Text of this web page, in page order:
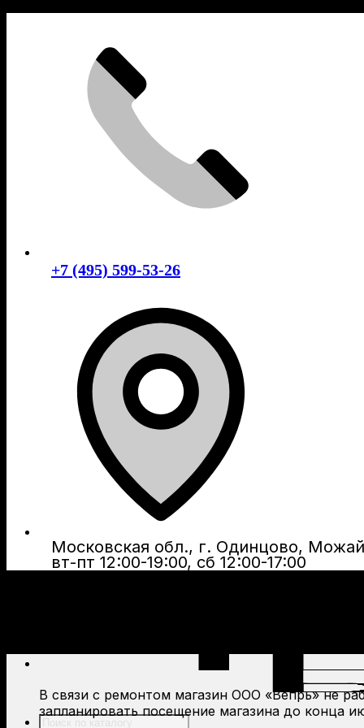
+7 (495) 599-53-26
Московская обл., г. Одинцово,
вт-пт 12:00-19:00, сб 12:00-17:00
Поиск
В связи с ремонтом магазин ООО «Вепрь» не
запланировать посещение магазина до конца